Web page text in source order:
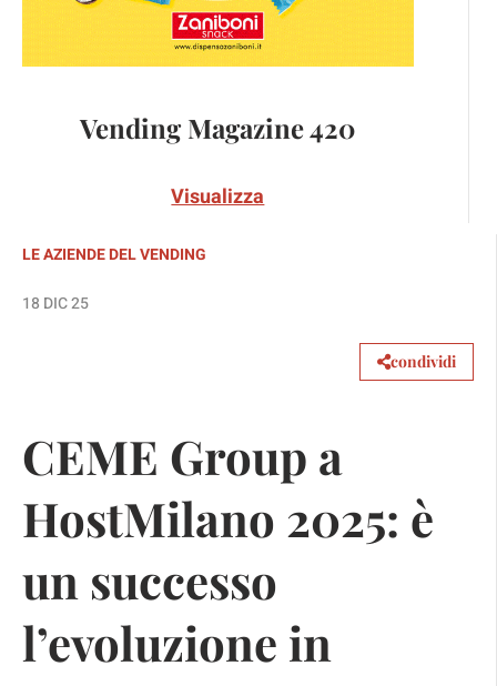
Vending Magazine 420
Visualizza
LE AZIENDE DEL VENDING
18 DIC 25
condividi
CEME Group a
HostMilano 2025: è
un successo
l’evoluzione in